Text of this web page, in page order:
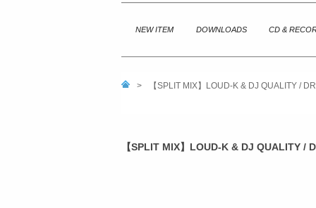
NEW ITEM DOWNLOADS CD &
> 【SPLIT MIX】LOUD-K & DJ QUALITY /
【SPLIT MIX】LOUD-K & DJ QUALITY /